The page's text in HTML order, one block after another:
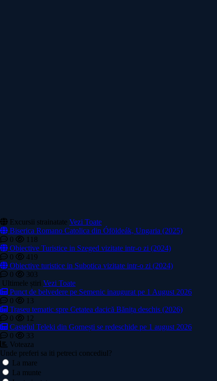
Excursii strainatate Vezi Toate
Biserica Romano Catolica din Óföldeák, Ungaria (2025)
0
118
Obiective Turistice in Szeged vizitate intr-o zi (2024)
0
419
Obiective turistice in Subotica vizitate intr-o zi (2024)
0
303
Ultimele știri Vezi Toate
Punct de belvedere pe Semenic inaugurat pe 1 August 2026
0
13
Traseu tematic spre Cetatea dacică Bănița deschis (2026)
0
12
Castelul Teleki din Gornești se redeschide pe 1 august 2026
0
33
Voteaza
Unde preferi sa iti petreci concediul?
La mare
La munte